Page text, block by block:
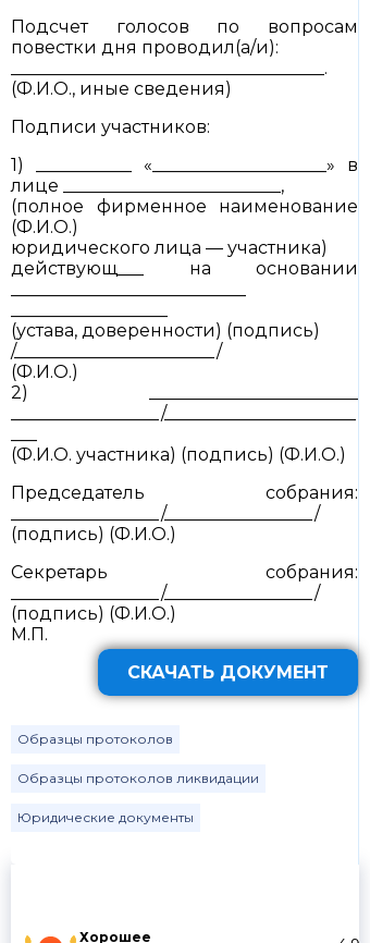
Хорошее
Подсчет голосов по вопросам
повестки дня проводил(а/и):
____________________________________.
(Ф.И.О., иные сведения)
Подписи участников:
1) ___________ «____________________» в
лице _________________________,
(полное фирменное наименование
(Ф.И.О.)
юридического лица — участника)
действующ___ на основании
(устава, доверенности) (подпись)
/_______________________/
(Ф.И.О.)
2) ________________________
_________________/______________________
(Ф.И.О. участника) (подпись) (Ф.И.О.)
Председатель собрания:
_________________/_________________/
(подпись) (Ф.И.О.)
Секретарь собрания:
_________________/_________________/
(подпись) (Ф.И.О.)
М.П.
СКАЧАТЬ ДОКУМЕНТ
Образцы протоколов
Образцы протоколов ликвидации
Юридические документы